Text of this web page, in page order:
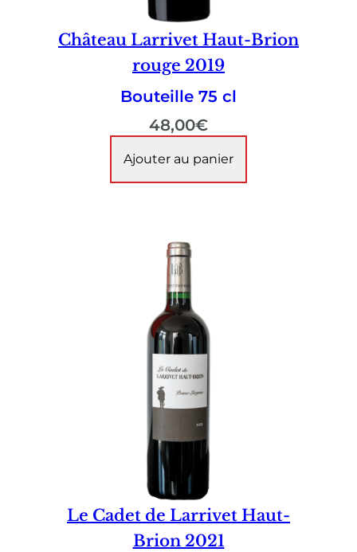
Château Larrivet Haut-Brion
rouge 2019
Bouteille 75 cl
48,00€
Ajouter au panier
Le Cadet de Larrivet Haut-
Brion 2021